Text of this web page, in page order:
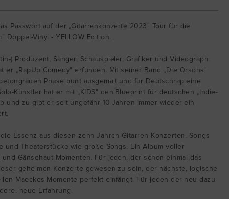
Passwort auf der „Gitarrenkonzerte 2023" Tour für die
Doppel-Vinyl - YELLOW Edition.
) Produzent, Sänger, Schauspieler, Grafiker und Videograph.
er „RapUp Comedy" erfunden. Mit seiner Band „Die Orsons"
Phase bunt ausgemalt und für Deutschrap eine
Künstler hat er mit „KIDS" den Blueprint für deutschen „Indie-
und zu gibt er seit ungefähr 10 Jahren immer wieder ein
Essenz aus diesen zehn Jahren Gitarren-Konzerten. Songs
und Theaterstücke wie große Songs. Ein Album voller
Gänsehaut-Momenten. Für jeden, der schon einmal das
geheimen Konzerte gewesen zu sein, der nächste, logische
Maeckes-Momente perfekt einfängt. Für jeden der neu dazu
neue Erfahrung.